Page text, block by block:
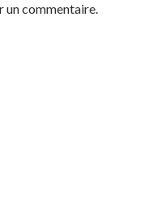
un commentaire.